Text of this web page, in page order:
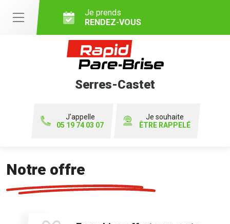
Je prends
RENDEZ-VOUS
Serres-Castet
J'appelle
05 19 74 03 07
Je souhaite
ÊTRE RAPPELÉ
Notre offre